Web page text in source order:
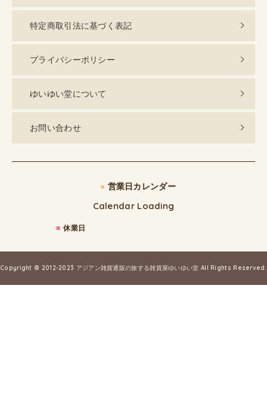
特定商取引法に基づく表記
プライバシーポリシー
ゆいゆい堂について
お問い合わせ
● 営業日カレンダー
Calendar Loading
■ 休業日
Copyright © 2012-2023 アジアン雑貨通販の旅する雑貨屋ゆいゆい堂 All Rights Reserved.